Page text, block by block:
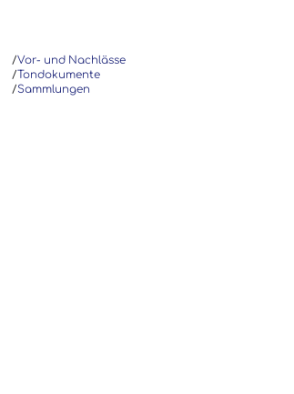
/Vor- und Nachlässe
/Tondokumente
/Sammlungen